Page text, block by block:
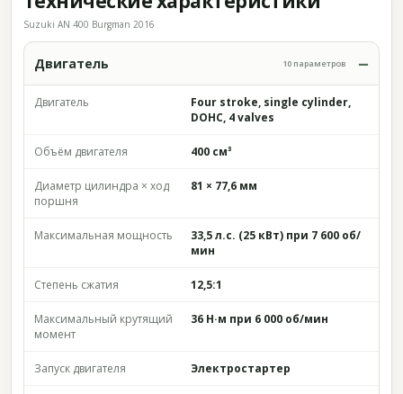
Suzuki AN 400 Burgman 2016
Двигатель 10 параметров
Двигатель
Four stroke, single cylinder,
DOHC, 4 valves
Объём двигателя 400 см³
Диаметр цилиндра × ход
поршня
81 × 77,6 мм
Максимальная мощность
33,5 л.с. (25 кВт) при 7 600 об/
мин
Степень сжатия 12,5:1
Максимальный крутящий
момент
36 Н·м при 6 000 об/мин
Запуск двигателя Электростартер